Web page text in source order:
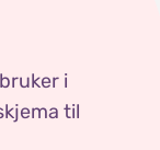
i
til